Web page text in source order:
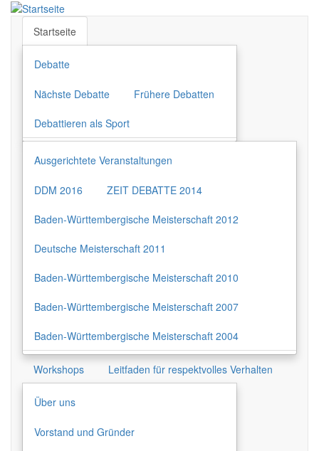
Direkt
Startseite
Debatte
Nächste Debatte Frühere Debatten
Debattieren als Sport
Ausgerichtete Veranstaltungen
DDM 2016 ZEIT DEBATTE 2014
Baden-Württembergische Meisterschaft 2012
Deutsche Meisterschaft 2011
Baden-Württembergische Meisterschaft 2010
Baden-Württembergische Meisterschaft 2007
Baden-Württembergische Meisterschaft 2004
Workshops Leitfaden für respektvolles Verhalten
Über uns
Vorstand und Gründer